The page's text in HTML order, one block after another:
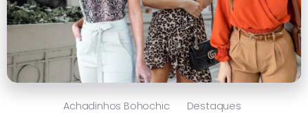
Achadinhos Bohochic Destaques